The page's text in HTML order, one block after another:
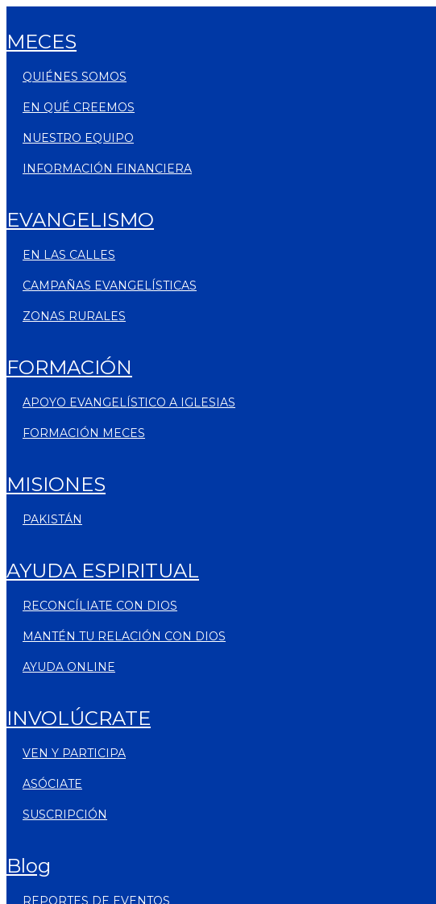
MECES
QUIÉNES SOMOS
EN QUÉ CREEMOS
NUESTRO EQUIPO
INFORMACIÓN FINANCIERA
EVANGELISMO
EN LAS CALLES
CAMPAÑAS EVANGELÍSTICAS
ZONAS RURALES
FORMACIÓN
APOYO EVANGELÍSTICO A IGLESIAS
FORMACIÓN MECES
MISIONES
PAKISTÁN
AYUDA ESPIRITUAL
RECONCÍLIATE CON DIOS
MANTÉN TU RELACIÓN CON DIOS
AYUDA ONLINE
INVOLÚCRATE
VEN Y PARTICIPA
ASÓCIATE
SUSCRIPCIÓN
blog
REPORTES DE EVENTOS